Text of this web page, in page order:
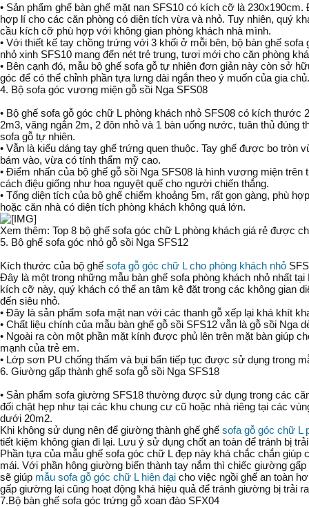
• Sản phẩm ghế bàn ghế mặt nan SFS10 có kích cỡ là
hợp lí cho các căn phòng có diện tích vừa và nhỏ. Tuy nhiên, quý
cầu kích cỡ phù hợp với không gian phòng khách nhà mình.
• Với thiết kế tay chồng trứng với 3 khối ở mỗi bên, bộ bàn ghế sofa
nhỏ xinh SFS10 mang đến nét trẻ trung, tươi mới cho căn phòng
• Bên cạnh đó, mẫu bộ ghế sofa gỗ tự nhiên đơn giản này còn sở
góc để có thể chỉnh phần tựa lưng dài ngắn theo ý muốn của gia chủ.
4. Bộ sofa góc vương miện gỗ sồi Nga SFS08
• Bộ ghế sofa gỗ góc chữ L phòng khách nhỏ SFS08 có kích thước
2m3, văng ngắn 2m, 2 đôn nhỏ và 1 bàn uống nước, tuân thủ đúng
sofa gỗ tự nhiên.
• Vẫn là kiểu dáng tay ghế trứng quen thuộc. Tay ghế được bo tròn
bám vào, vừa có tính thẩm mỹ cao.
• Điểm nhấn của bộ ghế gỗ sồi Nga SFS08 là hình vương miện
cách điệu giống như hoa nguyệt quế cho người chiến thắng.
• Tổng diện tích của bộ ghế chiểm khoảng 5m, rất gọn gàng, phù
hoặc căn nhà có diện tích phòng khách không quá lớn.
Xem thêm: Top 8 bộ ghế sofa góc chữ L phòng khách giá rẻ được
5. Bộ ghế sofa góc nhỏ gỗ sồi Nga SFS12
Kích thước của bộ ghế sofa gỗ góc chữ L cho phòng khách nhỏ
Đây là một trong những mẫu bàn ghế sofa phòng khách nhỏ nhất
kích cỡ này, quý khách có thể an tâm kê đặt trong các không gian
đến siêu nhỏ.
• Đây là sản phẩm sofa mặt nan với các thanh gỗ xếp lại khá khít
• Chất liệu chính của mẫu bàn ghế gỗ sồi SFS12 vẫn là gỗ sồi Nga
• Ngoài ra còn một phần mặt kính được phủ lên trên mặt bàn giúp
mạnh của trẻ em.
• Lớp sơn PU chống thấm và bụi bẩn tiếp tục được sử dụng trong
6. Giường gấp thành ghế sofa gỗ sồi Nga SFS18
• Sản phẩm sofa giường SFS18 thường được sử dụng trong các
đối chật hẹp như tại các khu chung cư cũ hoặc nhà riêng tại các
dưới 20m2.
Khi không sử dụng nên để giường thành ghế ghế sofa gỗ góc chữ L
tiết kiệm không gian đi lại. Lưu ý sử dụng chốt an toàn để tránh bị
Phần tựa của mẫu ghế sofa góc chữ L đẹp này khá chắc chắn giúp
mái. Với phần hông giường biến thành tay nắm thì chiếc giường
sẽ giúp mẫu sofa gỗ góc chữ L hiện đại cho việc ngồi ghế an toàn
gấp giường lại cũng hoạt động khá hiệu quả để tránh giường bị trải
7.Bộ bàn ghế sofa góc trứng gỗ xoan đào SFX04